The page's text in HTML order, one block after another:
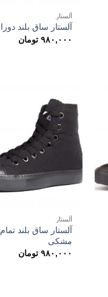
آلستار
آلستار ساق بلند دورا
۹۸۰,۰۰۰ تومان
آلستار
آلستار ساق بلند تمام
مشکی
۹۸۰,۰۰۰ تومان